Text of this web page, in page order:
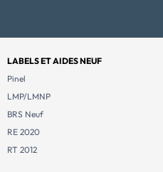
LABELS ET AIDES NEUF
Pinel
LMP/LMNP
BRS Neuf
RE 2020
RT 2012